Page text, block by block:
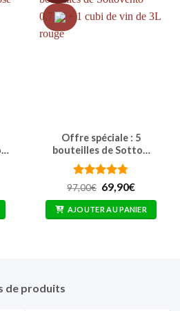
Offre spéciale : 5
bouteilles de Sotto…
Note 4.75
97,00€ Le
initial
était :
69,90€Le
actuel
est :
AJOUTER AU PANIER
de produits